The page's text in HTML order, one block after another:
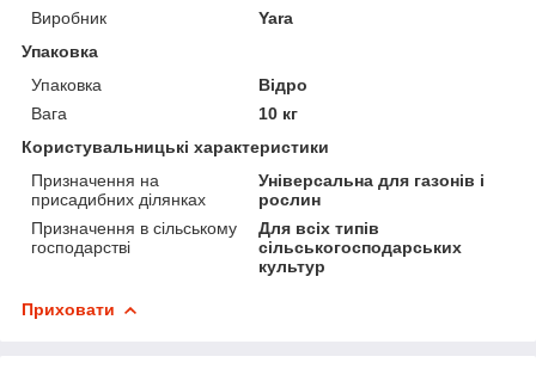
Виробник
Yara
Упаковка
Упаковка
Відро
Вага
10 кг
Користувальницькі характеристики
Призначення на
присадибних ділянках
Універсальна для газонів і
рослин
Призначення в сільському
господарстві
Для всіх типів
сільськогосподарських
культур
Приховати